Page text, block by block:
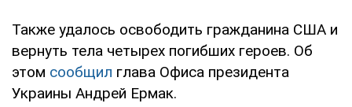
Также удалось освободить гражданина США и
вернуть тела четырех погибших героев. Об
этом сообщил глава Офиса президента
Украины Андрей Ермак.